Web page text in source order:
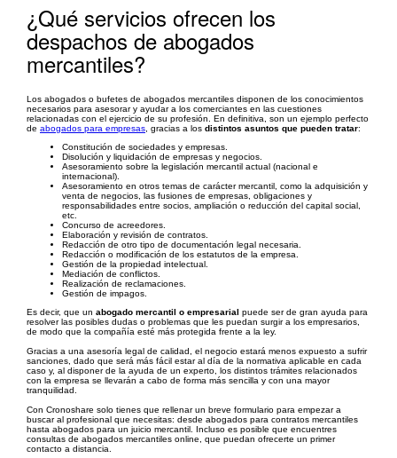
¿Qué servicios ofrecen los
despachos de abogados
mercantiles?
Los abogados o bufetes de abogados mercantiles disponen de los conocimientos
necesarios para asesorar y ayudar a los comerciantes en las cuestiones
relacionadas con el ejercicio de su profesión. En definitiva, son un ejemplo perfecto
de abogados para empresas , gracias a los distintos asuntos que pueden tratar:
Constitución de sociedades y empresas.
Disolución y liquidación de empresas y negocios.
Asesoramiento sobre la legislación mercantil actual (nacional e
internacional).
Asesoramiento en otros temas de carácter mercantil, como la adquisición y
venta de negocios, las fusiones de empresas, obligaciones y
responsabilidades entre socios, ampliación o reducción del capital social,
etc.
Concurso de acreedores.
Elaboración y revisión de contratos.
Redacción de otro tipo de documentación legal necesaria.
Redacción o modificación de los estatutos de la empresa.
Gestión de la propiedad intelectual.
Mediación de conflictos.
Realización de reclamaciones.
Gestión de impagos.
Es decir, que un abogado mercantil o empresarial puede ser de gran ayuda para
resolver las posibles dudas o problemas que les puedan surgir a los empresarios,
de modo que la compañía esté más protegida frente a la ley.
Gracias a una asesoría legal de calidad, el negocio estará menos expuesto a sufrir
sanciones, dado que será más fácil estar al día de la normativa aplicable en cada
caso y, al disponer de la ayuda de un experto, los distintos trámites relacionados
con la empresa se llevarán a cabo de forma más sencilla y con una mayor
tranquilidad.
Con Cronoshare solo tienes que rellenar un breve formulario para empezar a
buscar al profesional que necesitas: desde abogados para contratos mercantiles
hasta abogados para un juicio mercantil. Incluso es posible que encuentres
consultas de abogados mercantiles online, que puedan ofrecerte un primer
contacto a distancia.